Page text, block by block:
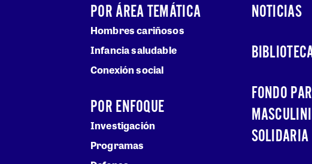
POR ÁREA TEMÁTICA
Hombres cariñosos
Infancia saludable
Conexión social
POR ENFOQUE
Investigación
Programas
NOTICIAS
FONDO
SOLIDARIA